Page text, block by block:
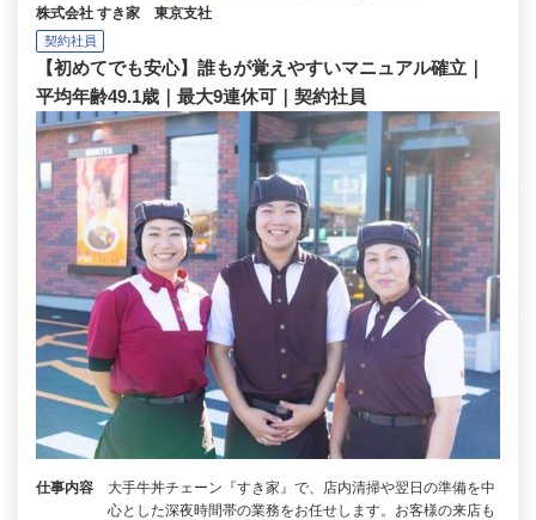
株式会社 すき家 東京支社
契約社員
【初めてでも安心】誰もが覚えやすいマニュアル確立｜
平均年齢49.1歳｜最大9連休可｜契約社員
仕事内容
大手牛丼チェーン『すき家』で、店内清掃や翌日の準備を中
心とした深夜時間帯の業務をお任せします。お客様の来店も